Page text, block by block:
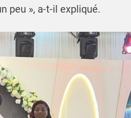
peu », a-t-il expliqué.